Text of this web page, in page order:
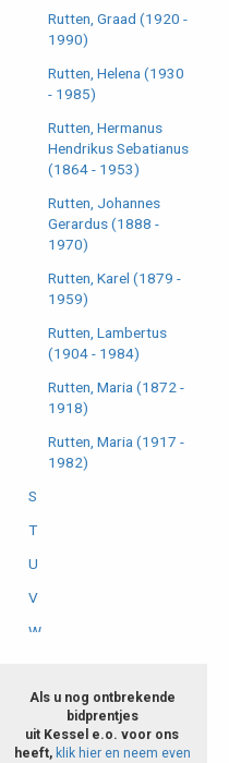
Rutten, Graad (1920 -
1990)
Rutten, Helena (1930
- 1985)
Rutten, Hermanus
Hendrikus Sebatianus
(1864 - 1953)
Rutten, Johannes
Gerardus (1888 -
1970)
Rutten, Karel (1879 -
1959)
Rutten, Lambertus
(1904 - 1984)
Rutten, Maria (1872 -
1918)
Rutten, Maria (1917 -
1982)
S
T
U
V
W
Gekoppelde bidprentjes
Overzichtstabel van
bidprentjes
Als u nog ontbrekende
bidprentjes
uit Kessel e.o. voor ons
heeft, klik hier en neem even